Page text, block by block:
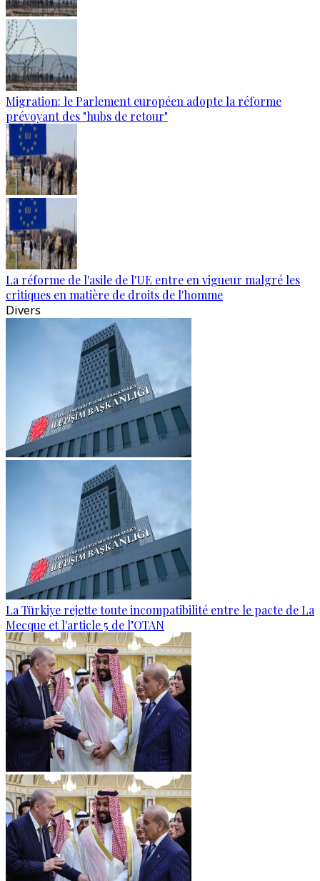
Migration: le Parlement européen adopte la réforme
prévoyant des "hubs de retour"
La réforme de l'asile de l'UE entre en vigueur malgré les
critiques en matière de droits de l'homme
Divers
La Türkiye rejette toute incompatibilité entre le pacte de La
Mecque et l'article 5 de l’OTAN